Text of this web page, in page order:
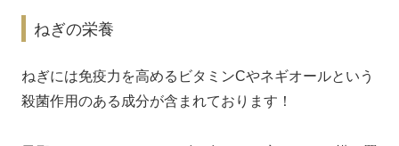
ねぎの栄養
ねぎには免疫力を高めるビタミンCやネギオールという
殺菌作用のある成分が含まれております！